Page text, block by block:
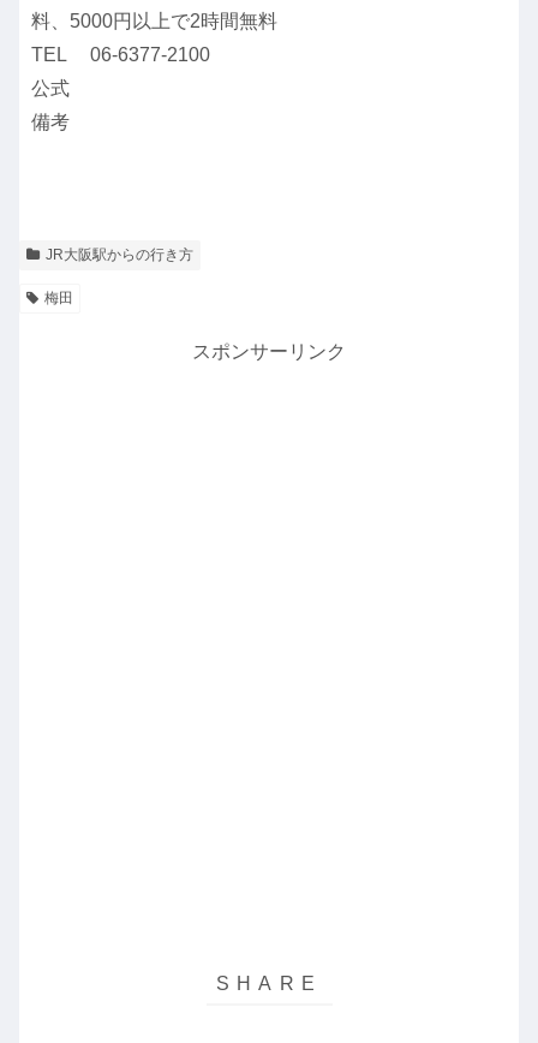
料、5000円以上で2時間無料
TEL 06-6377-2100
公式
備考
JR大阪駅からの行き方
梅田
スポンサーリンク